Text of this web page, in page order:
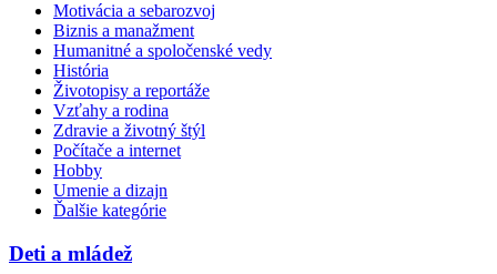
Motivácia a sebarozvoj
Biznis a manažment
Humanitné a spoločenské vedy
História
Životopisy a reportáže
Vzťahy a rodina
Zdravie a životný štýl
Počítače a internet
Hobby
Umenie a dizajn
Ďalšie kategórie
Deti a mládež